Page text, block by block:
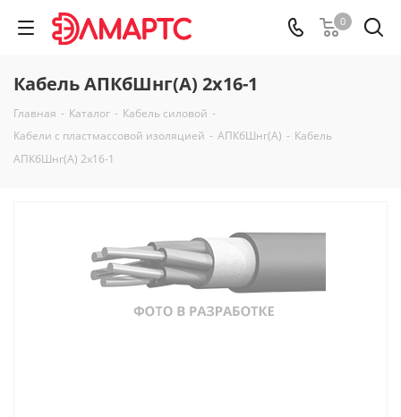
0
Кабель АПКбШнг(А) 2х16-1
Главная - Каталог - Кабель силовой -
Кабели с пластмассовой изоляцией - АПКбШнг(А) - Кабель
АПКбШнг(А) 2х16-1